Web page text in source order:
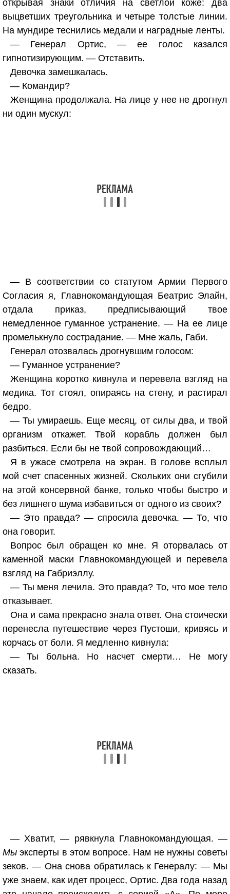
открывая знаки отличия на светлой коже: два
выцветших треугольника и четыре толстые линии.
На мундире теснились медали и наградные ленты.
— Генерал Ортис, — ее голос казался
гипнотизирующим. — Отставить.
Девочка замешкалась.
— Командир?
Женщина продолжала. На лице у нее не дрогнул
ни один мускул:
— В соответствии со статутом Армии Первого
Согласия я, Главнокомандующая Беатрис Элайн,
отдала приказ, предписывающий твое
немедленное гуманное устранение. — На ее лице
промелькнуло сострадание. — Мне жаль, Габи.
Генерал отозвалась дрогнувшим голосом:
— Гуманное устранение?
Женщина коротко кивнула и перевела взгляд на
медика. Тот стоял, опираясь на стену, и растирал
бедро.
— Ты умираешь. Еще месяц, от силы два, и твой
организм откажет. Твой корабль должен был
разбиться. Если бы не твой сопровождающий…
Я в ужасе смотрела на экран. В голове всплыл
мой счет спасенных жизней. Скольких они сгубили
на этой консервной банке, только чтобы быстро и
без лишнего шума избавиться от одного из своих?
— Это правда? — спросила девочка. — То, что
она говорит.
Вопрос был обращен ко мне. Я оторвалась от
каменной маски Главнокомандующей и перевела
взгляд на Габриэллу.
— Ты меня лечила. Это правда? То, что мое тело
отказывает.
Она и сама прекрасно знала ответ. Она стоически
перенесла путешествие через Пустоши, кривясь и
корчась от боли. Я медленно кивнула:
— Ты больна. Но насчет смерти… Не могу
сказать.
— Хватит, — рявкнула Главнокомандующая. —
Мы эксперты в этом вопросе. Нам не нужны советы
зеков. — Она снова обратилась к Генералу: — Мы
уже знаем, как идет процесс, Ортис. Два года назад